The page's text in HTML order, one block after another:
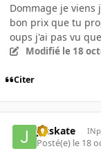
Dommage je
bon prix que tu
oups j'ai pas vu
Modifié le 18
Citer
jetskate
Posté(e) le 18